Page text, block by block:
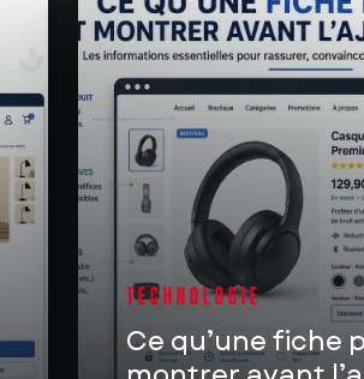
TECHNOLOGIE
Ce qu’une fiche